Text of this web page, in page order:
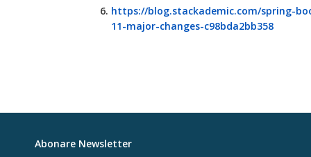
https://blog.stackademic.com/spring-
11-major-changes-c98bda2bb358
Abonare Newsletter